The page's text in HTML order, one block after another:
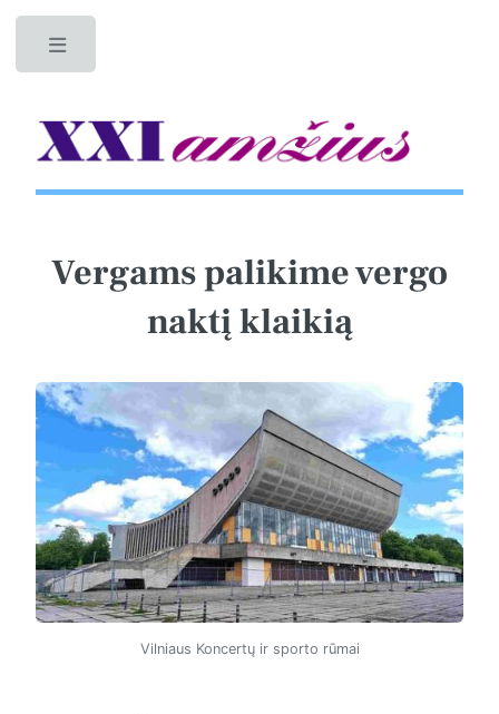
Vergams palikime vergo
naktį klaikią
Vilniaus Koncertų ir sporto rūmai